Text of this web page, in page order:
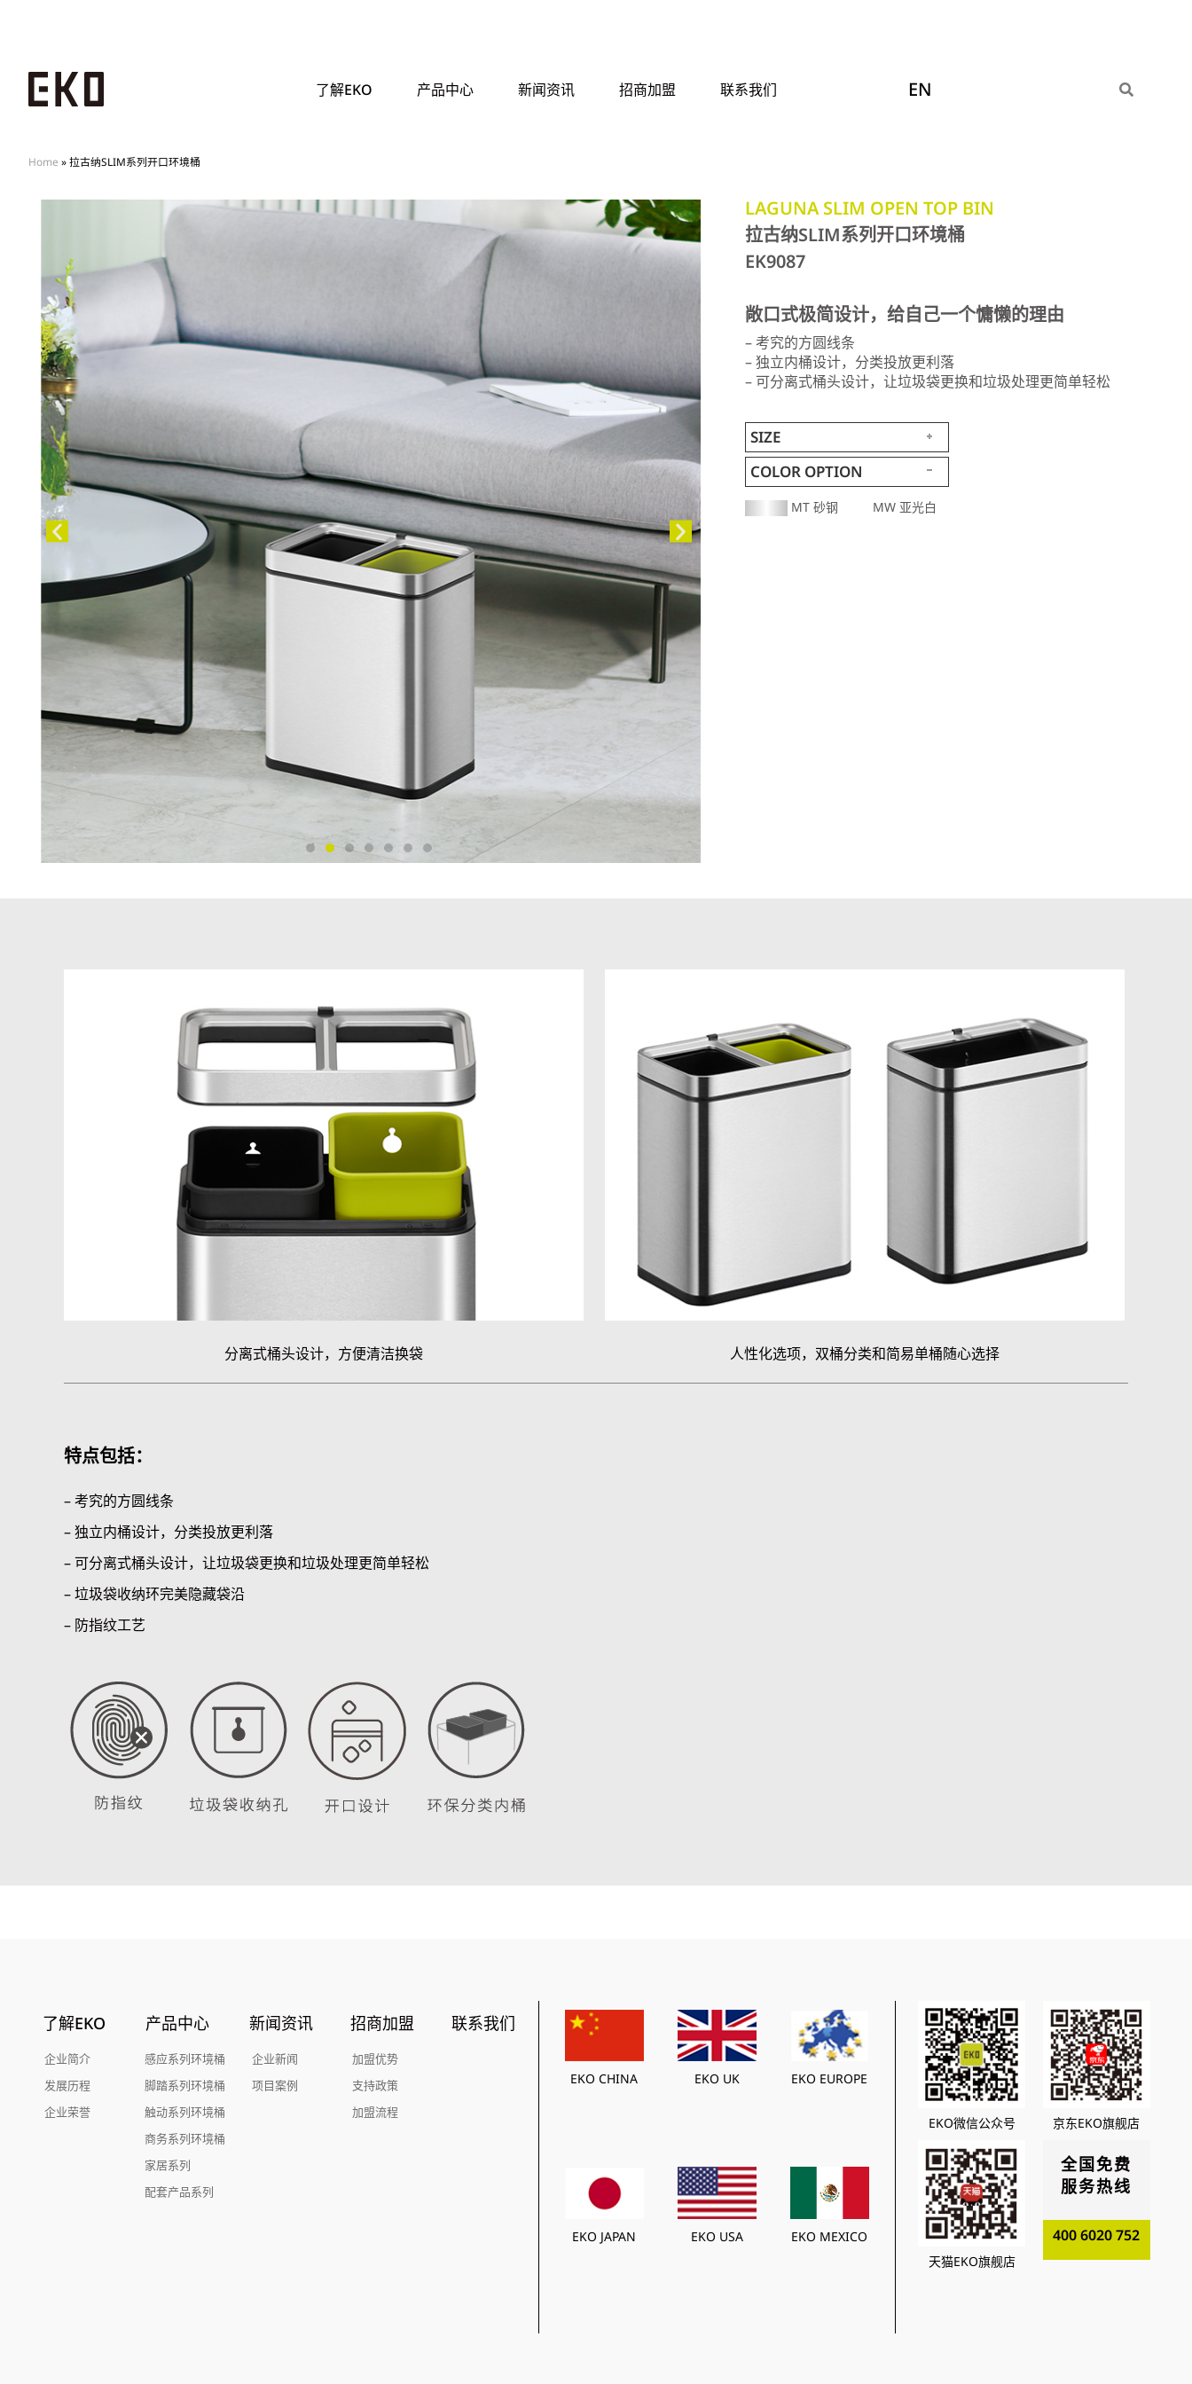
了解EKO 产品中心 新闻资讯 招商加盟 联系我们 EN
Home »拉古纳SLIM系列开口环境桶
LAGUNA SLIM OPEN TOP BIN
拉古纳SLIM系列开口环境桶
EK9087
敞口式极简设计，给自己一个慵懒的理由
– 考究的方圆线条
– 独立内桶设计，分类投放更利落
– 可分离式桶头设计，让垃圾袋更换和垃圾处理更简单轻松
SIZE
COLOR OPTION
MT 砂钢 MW 亚光白
分离式桶头设计，方便清洁换袋 人性化选项，双桶分类和简易单桶随心选择
特点包括：
– 考究的方圆线条
– 独立内桶设计，分类投放更利落
– 可分离式桶头设计，让垃圾袋更换和垃圾处理更简单轻松
– 垃圾袋收纳环完美隐藏袋沿
– 防指纹工艺
了解EKO
企业简介
发展历程
企业荣誉
产品中心
感应系列环境桶
脚踏系列环境桶
触动系列环境桶
商务系列环境桶
家居系列
配套产品系列
新闻资讯
企业新闻
项目案例
招商加盟
加盟优势
支持政策
加盟流程
联系我们
EKO CHINA EKO UK EKO EUROPE
EKO JAPAN EKO USA EKO MEXICO
EKO微信公众号 京东EKO旗舰店
天猫EKO旗舰店
全国免费
服务热线
400 6020 752